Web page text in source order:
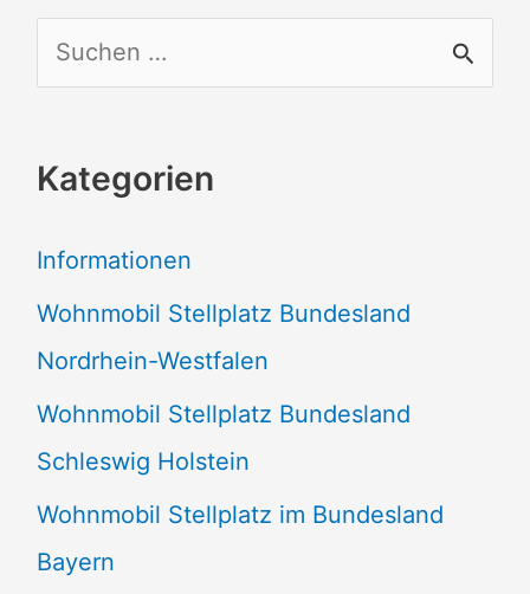
u
h
n
n
a
c
h
:
Kategorien
Informationen
Wohnmobil Stellplatz Bundesland
Nordrhein-Westfalen
Wohnmobil Stellplatz Bundesland
Schleswig Holstein
Wohnmobil Stellplatz im Bundesland
Bayern